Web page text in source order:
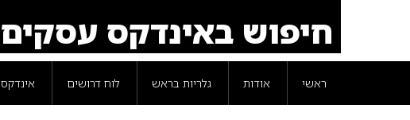
חיפוש באינדקס עסקים
ראשי אודות גלריות בראש לוח דרושים אינדקס